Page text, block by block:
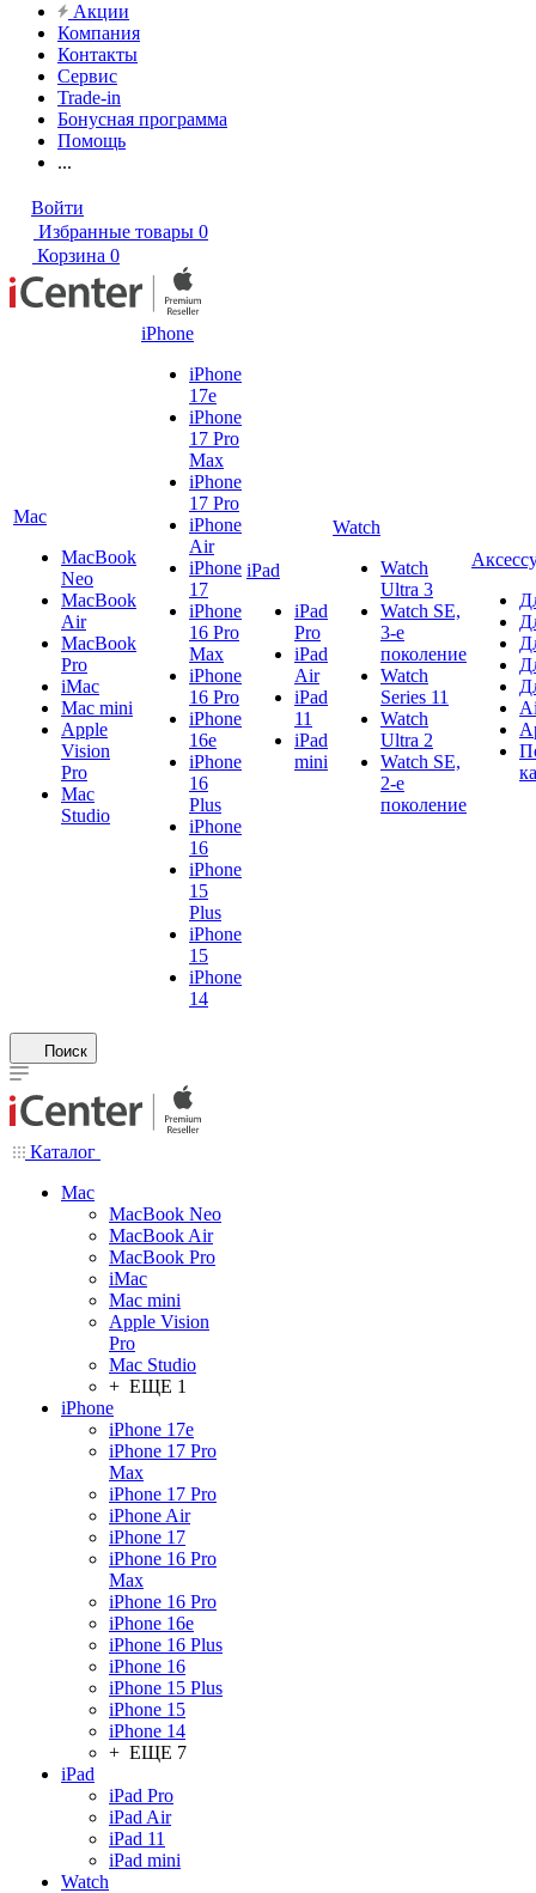
Акции
Компания
Контакты
Сервис
Trade-in
Бонусная программа
Помощь
...
Войти
Избранные товары 0
Корзина 0
Mac
MacBook
Neo
MacBook
Air
MacBook
Pro
iMac
Mac mini
Apple
Vision
Pro
Mac
Studio
iPhone
iPhone
17e
iPhone
17 Pro
Max
iPhone
17 Pro
iPhone
Air
iPhone
17
iPhone
16 Pro
Max
iPhone
16 Pro
iPhone
16e
iPhone
16
Plus
iPhone
16
iPhone
15
Plus
iPhone
15
iPhone
14
iPad
iPad
Pro
iPad
Air
iPad
11
iPad
mini
Watch
Watch
Ultra 3
Watch SE,
3-е
поколение
Watch
Series 11
Watch
Ultra 2
Watch SE,
2-е
поколение
Поиск
Каталог
Mac
MacBook Neo
MacBook Air
MacBook Pro
iMac
Mac mini
Apple Vision
Pro
Mac Studio
+ ЕЩЕ 1
iPhone
iPhone 17e
iPhone 17 Pro
Max
iPhone 17 Pro
iPhone Air
iPhone 17
iPhone 16 Pro
Max
iPhone 16 Pro
iPhone 16e
iPhone 16 Plus
iPhone 16
iPhone 15 Plus
iPhone 15
iPhone 14
+ ЕЩЕ 7
iPad
iPad Pro
iPad Air
iPad 11
iPad mini
Watch